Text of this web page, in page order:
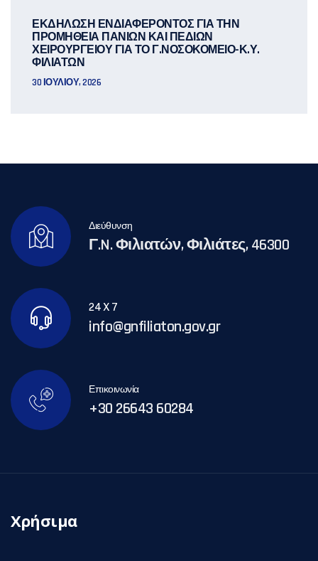
ΕΚΔΗΛΩΣΗ ΕΝΔΙΑΦΕΡΟΝΤΟΣ ΓΙΑ ΤΗΝ
ΠΡΟΜΗΘΕΙΑ ΠΑΝΙΩΝ ΚΑΙ ΠΕΔΙΩΝ
ΧΕΙΡΟΥΡΓΕΙΟΥ ΓΙΑ ΤΟ Γ.ΝΟΣΟΚΟΜΕΙΟ-Κ.Υ.
ΦΙΛΙΑΤΩΝ
30 ΙΟΥΛΊΟΥ, 2026
Διεύθυνση
Γ.N. Φιλιατών, Φιλιάτες, 46300
24 X 7
info@gnfiliaton.gov.gr
Επικοινωνία
+30 26643 60284
Χρήσιμα